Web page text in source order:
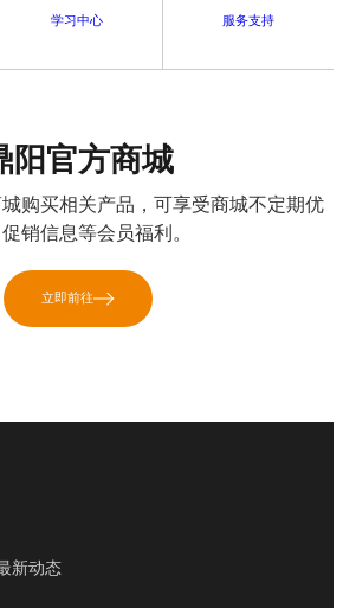
学习中心 服务支持
阳官方商城
购买相关产品，可享受商城不定期优
销信息等会员福利。
立即前往
新动态